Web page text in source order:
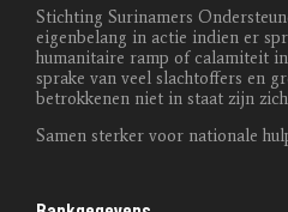
Stichting Surinamers
eigenbelang in actie indien er
humanitaire ramp of calamiteit
sprake van veel slachtoffers en
betrokkenen niet in staat zijn
Samen sterker voor nationale